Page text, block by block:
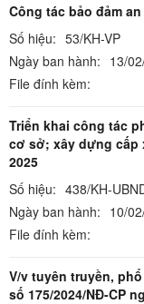
Công tác bảo đảm
Số hiệu: 53/KH-VP
Ngày ban hành: 13/
File đính kèm:
Triển khai công tác
cơ sở; xây dựng cấp
2025
Số hiệu: 438/KH-
Ngày ban hành: 10/
File đính kèm:
V/v tuyên truyền,
số 175/2024/NĐ-CP